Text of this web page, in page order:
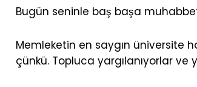
Bugün seninle baş başa
Memleketin en saygın üniversite
çünkü. Topluca yargılanıyorlar ve